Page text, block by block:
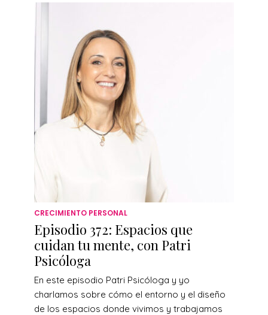
CRECIMIENTO PERSONAL
Episodio 372: Espacios que
cuidan tu mente, con Patri
Psicóloga
En este episodio Patri Psicóloga y yo
charlamos sobre cómo el entorno y el diseño
de los espacios donde vivimos y trabajamos